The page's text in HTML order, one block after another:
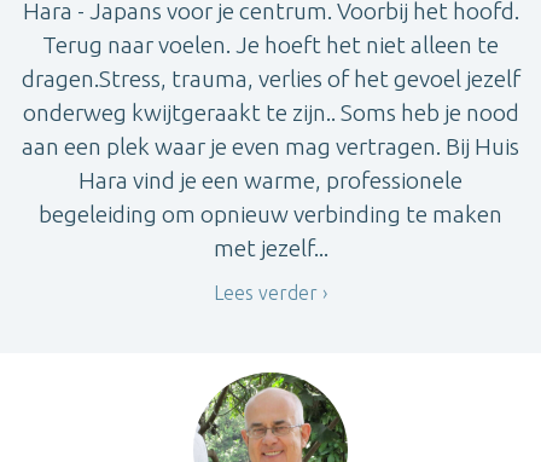
Hara - Japans voor je centrum. Voorbij het hoofd.
Terug naar voelen. Je hoeft het niet alleen te
dragen.Stress, trauma, verlies of het gevoel jezelf
onderweg kwijtgeraakt te zijn.. Soms heb je nood
aan een plek waar je even mag vertragen. Bij Huis
Hara vind je een warme, professionele
begeleiding om opnieuw verbinding te maken
met jezelf...
Lees verder